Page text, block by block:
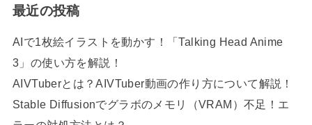
最近の投稿
AIで1枚絵イラストを動かす！「Talking Head Anime
3」の使い方を解説！
AIVTuberとは？AIVTuber動画の作り方について解説！
Stable Diffusionでグラボのメモリ（VRAM）不足！エ